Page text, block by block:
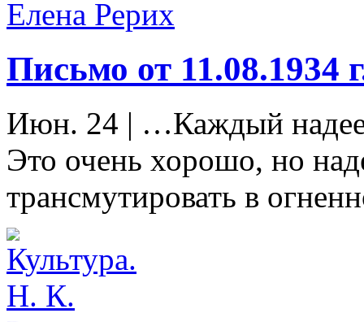
Письмо от 11.08.1934
Июн. 24 | …Каждый
Это очень хорошо, но
трансмутировать в